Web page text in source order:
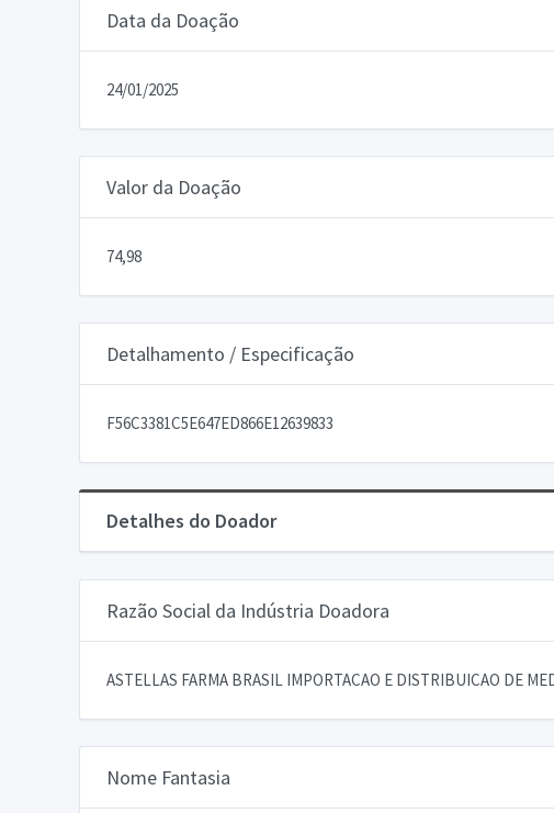
Data da Doação
24/01/2025
Valor da Doação
74,98
Detalhamento / Especificação
F56C3381C5E647ED866E12639833
Detalhes do Doador
Razão Social da Indústria Doadora
ASTELLAS FARMA BRASIL IMPORTACAO E DISTRIBUICAO DE
Nome Fantasia